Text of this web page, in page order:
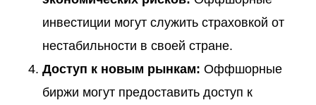
инвестиции могут служить страховкой от
нестабильности в своей стране.
Доступ к новым рынкам: Оффшорные
биржи могут предоставить доступ к